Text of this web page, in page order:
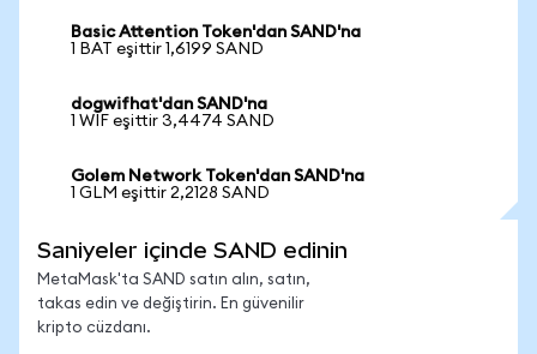
Basic Attention Token'dan SAND'na
1 BAT eşittir 1,6199 SAND
dogwifhat'dan SAND'na
1 WIF eşittir 3,4474 SAND
Golem Network Token'dan SAND'na
1 GLM eşittir 2,2128 SAND
Saniyeler içinde SAND edinin
MetaMask'ta SAND satın alın, satın,
takas edin ve değiştirin. En güvenilir
kripto cüzdanı.